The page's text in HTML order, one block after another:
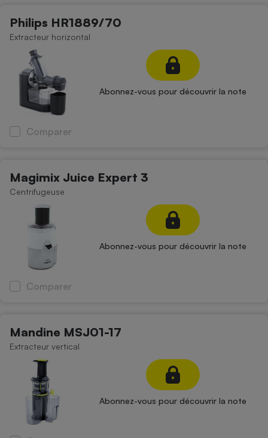
Philips HR1889/70
Extracteur horizontal
Abonnez-vous pour découvrir la note
Comparer
Magimix Juice Expert 3
Centrifugeuse
Abonnez-vous pour découvrir la note
Comparer
Mandine MSJ01-17
Extracteur vertical
Abonnez-vous pour découvrir la note